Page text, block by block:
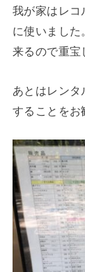
我が家はレコ
に使いました
来るので重宝
あとはレンタ
することをお